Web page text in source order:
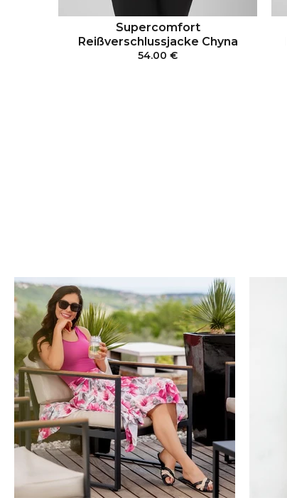
Supercomfort
Reißverschlussjacke Chyna
54.00 €